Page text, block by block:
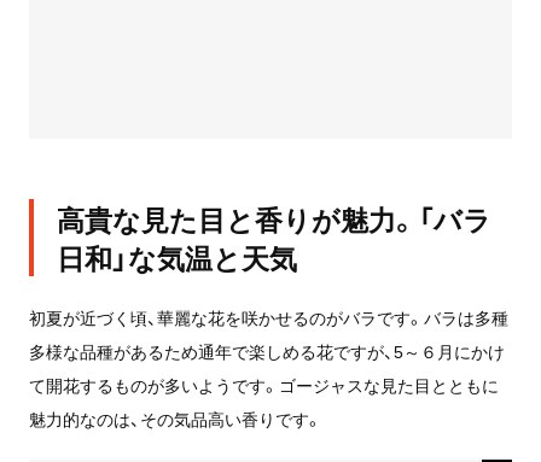
高貴な見た目と香りが魅力。「バラ
日和」な気温と天気
初夏が近づく頃、華麗な花を咲かせるのがバラです。バラは多種
多様な品種があるため通年で楽しめる花ですが、5～６月にかけ
て開花するものが多いようです。ゴージャスな見た目とともに
魅力的なのは、その気品高い香りです。